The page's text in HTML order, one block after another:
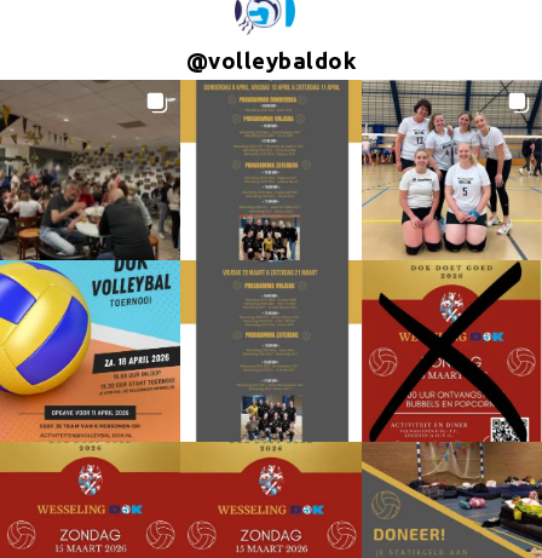
@volleybaldok